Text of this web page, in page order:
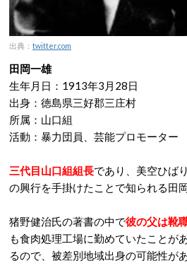
出典： twitter.com
田岡一雄
生年月日：1913年3月28日
出身：徳島県三好郡三庄村
所属：山口組
活動：暴力団員、芸能プロモーター
三代目山口組組長であり、美空ひば
の興行を手掛けたことで知られる田
猪野健治氏の著書の中で彼の父は靴
も食肉処理工場に勤めていたことが
るので、被差別地域出身の可能性が